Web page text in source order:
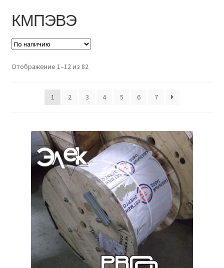
Контакты
Розница
КМПЭВЭ
Отображение 1–12 из 82
1 2 3 4 5 6 7